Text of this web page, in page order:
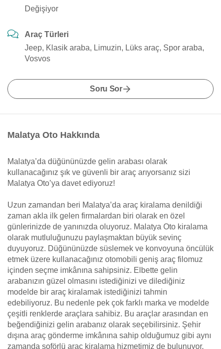
Değişiyor
Araç Türleri
Jeep, Klasik araba, Limuzin, Lüks araç, Spor araba,
Vosvos
Soru Sor
Malatya Oto Hakkında
Malatya’da düğününüzde gelin arabası olarak
kullanacağınız şık ve güvenli bir araç arıyorsanız sizi
Malatya Oto’ya davet ediyoruz!
Uzun zamandan beri Malatya’da araç kiralama denildiği
zaman akla ilk gelen firmalardan biri olarak en özel
günlerinizde de yanınızda oluyoruz. Malatya Oto kiralama
olarak mutluluğunuzu paylaşmaktan büyük sevinç
duyuyoruz. Düğününüzde süslemek ve konvoyuna öncülük
etmek üzere kullanacağınız otomobili geniş araç filomuz
içinden seçme imkânına sahipsiniz. Elbette gelin
arabanızın güzel olmasını istediğinizi ve dilediğiniz
modelde bir araç kiralamak istediğinizi tahmin
edebiliyoruz. Bu nedenle pek çok farklı marka ve modelde
çeşitli renklerde araçlara sahibiz. Bu araçlar arasından en
beğendiğinizi gelin arabanız olarak seçebilirsiniz. Şehir
dışına araç gönderme imkânına sahip olduğumuz gibi aynı
zamanda şoförlü araç kiralama hizmetimiz de bulunuyor.